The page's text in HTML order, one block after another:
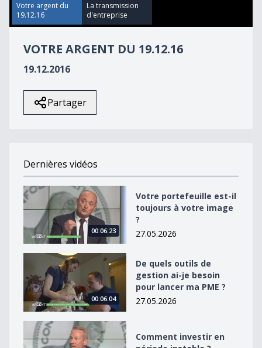
47
seconds
Votre argent du
19.12.16
La transmission
d'entreprise
VOTRE ARGENT DU 19.12.16
19.12.2016
Partager
Dernières vidéos
Votre portefeuille est-il toujours à votre image ?
00:06:23
Votre portefeuille est-il
toujours à votre image
?
27.05.2026
De quels outils de gestion ai-je besoin pour lancer ma
00:06:04
De quels outils de
gestion ai-je besoin
pour lancer ma PME ?
27.05.2026
Comment investir en période instable ?
Comment investir en